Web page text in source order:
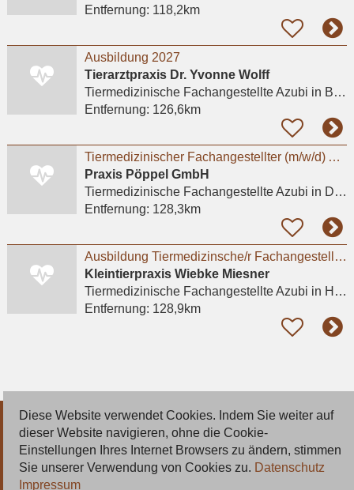
Entfernung: 118,2km
Ausbildung 2027
Tierarztpraxis Dr. Yvonne Wolff
Tiermedizinische Fachangestellte Azubi in Bremen (Stadt), Borgfeld
Entfernung: 126,6km
Tiermedizinischer Fachangestellter (m/w/d) Ausbildung 2026
Praxis Pöppel GmbH
Tiermedizinische Fachangestellte Azubi in Delbrück, Anreppen
Entfernung: 128,3km
Ausbildung Tiermedizinsche/r Fachangestellte/r 2026
Kleintierpraxis Wiebke Miesner
Tiermedizinische Fachangestellte Azubi in Harpstedt
Entfernung: 128,9km
© 2026 Deutsche Jobmarkt GmbH
Inserieren
Diese Website verwendet Cookies. Indem Sie weiter auf
dieser Website navigieren, ohne die Cookie-
Einstellungen Ihres Internet Browsers zu ändern, stimmen
Sie unserer Verwendung von Cookies zu. Datenschutz
Impressum